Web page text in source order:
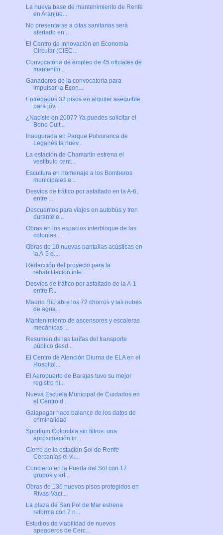
La nueva base de mantenimiento de Renfe
en Aranjue...
No presentarse a citas sanitarias será
alertado en...
El Centro de Innovación en Economía
Circular (CIEC...
Convocatoria de empleo de 45 oficiales de
mantenim...
Ganadores de la convocatoria para
impulsar la Econ...
Entregados 32 pisos en alquiler asequible
para jóv...
¿Naciste en 2007? Ya puedes solicitar el
Bono Cult...
Inaugurada en Parque Polvoranca de
Leganés la nuev...
La estación de Chamartín estrena el
vestíbulo cent...
Escultura en homenaje a los Bomberos
municipales e...
Desvíos de tráfico por asfaltado en la A-6,
entre ...
Descuentos para viajes en autobús y tren
durante e...
Obras en los espacios interbloque de las
colonias ...
Obras de 10 nuevas pantallas acústicas en
la A-5 e...
Redacción del proyecto para la
rehabilitación inte...
Desvíos de tráfico por asfaltado de la A-1
entre P...
Madrid Río abre los 72 chorros y las nubes
de agua...
Mantenimiento de ascensores y escaleras
mecánicas ...
Resumen de las tarifas del transporte
público desd...
El Centro de Atención Diurna de ELA en el
Hospital...
El Aeropuerto de Barajas tuvo su mejor
registro hi...
Nueva Escuela Municipal de Cuidados en
el Centro d...
Galapagar hace balance de los datos de
criminalidad
Sportium Colombia sin filtros: una
aproximación in...
Cierre de la estación Sol de Renfe
Cercanías el vi...
Concierto en la Puerta del Sol con 17
grupos y art...
Obras de 136 nuevos pisos protegidos en
Rivas-Vaci...
La plaza de San Pol de Mar estrena
reforma con 7 n...
Estudios de viabilidad de nuevos
apeaderos de Cerc...